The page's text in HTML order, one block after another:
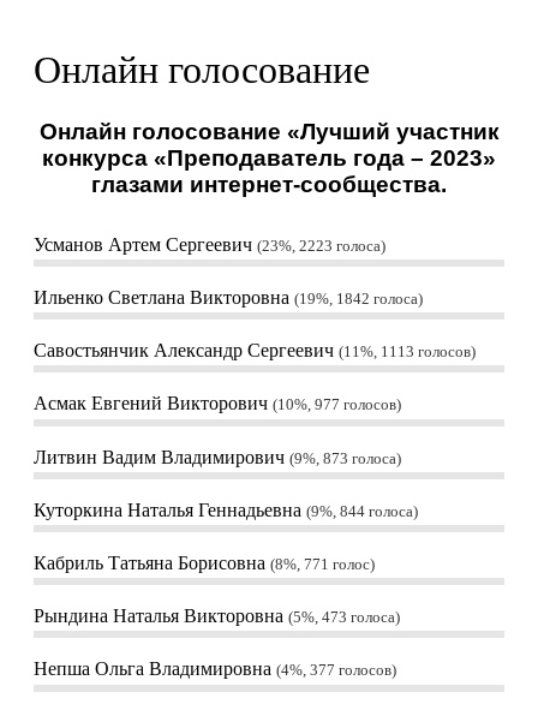
Онлайн голосование
Онлайн голосование «Лучший участник
конкурса «Преподаватель года – 2023»
глазами интернет-сообщества.
Усманов Артем Сергеевич 23%, 2223 голоса
Ильенко Светлана Викторовна 19%, 1842 голоса
Савостьянчик Александр Сергеевич 11%, 1113 голосов
Асмак Евгений Викторович 10%, 977 голосов
Литвин Вадим Владимирович 9%, 873 голоса
Куторкина Наталья Геннадьевна 9%, 844 голоса
Кабриль Татьяна Борисовна 8%, 771 голос
Рындина Наталья Викторовна 5%, 473 голоса
Непша Ольга Владимировна 4%, 377 голосов